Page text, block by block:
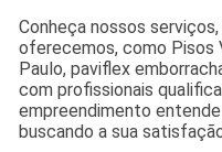
Conheça nossos
oferecemos, como Pisos
Paulo, paviflex
com profissionais
empreendimento
buscando a sua